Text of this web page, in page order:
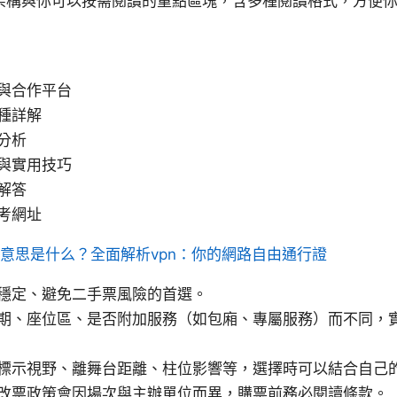
合作平台
詳解
析
實用技巧
答
網址
思是什么？全面解析vpn：你的網路自由通行證
定、避免二手票風險的首選。
、座位區、是否附加服務（如包廂、專屬服務）而不同，
示視野、離舞台距離、柱位影響等，選擇時可以結合自己
票政策會因場次與主辦單位而異，購票前務必閱讀條款。